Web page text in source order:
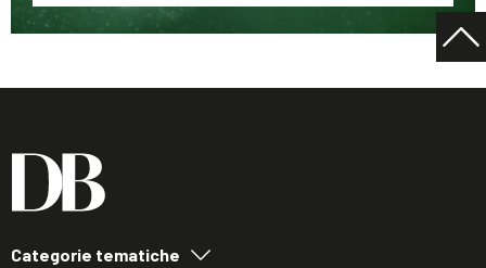
Categorie tematiche